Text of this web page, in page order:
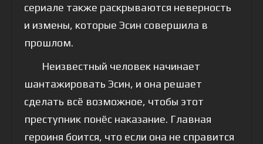
сериале также раскрываются неверность
и измены, которые Эсин совершила в
прошлом.
Неизвестный человек начинает
шантажировать Эсин, и она решает
сделать всё возможное, чтобы этот
преступник понёс наказание. Главная
героиня боится, что если она не справится